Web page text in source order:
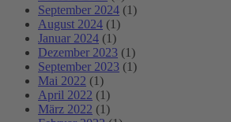
September 2024 (1)
August 2024 (1)
Januar 2024 (1)
Dezember 2023 (1)
September 2023 (1)
Mai 2022 (1)
April 2022 (1)
März 2022 (1)